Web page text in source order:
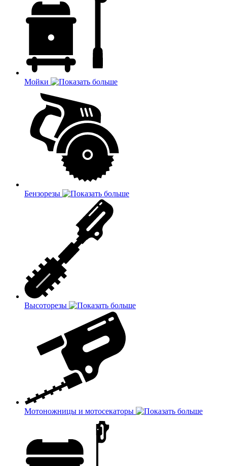
Мойки
Бензорезы
Высоторезы
Мотоножницы и мотосекаторы